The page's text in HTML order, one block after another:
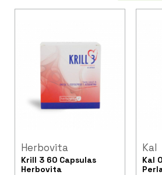
Herbovita
Krill 3 60 Capsulas
Herbovita
Kal
Kal